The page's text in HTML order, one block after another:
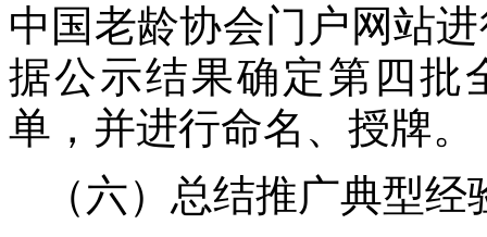
中国老龄协会门户网站
据公示结果确定第四批
单，并进行命名、授牌。
（六）总结推广典型